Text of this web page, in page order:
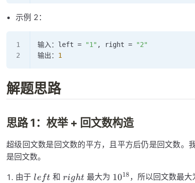
示例 2：
输入：left = "1" , right = "2"
输出： 1
解题思路
思路 1：枚举 + 回文数构造
超级回文数是回文数的平方，且平方后仍是回文数。
是回文数。
由于left
le ft 和 right
right 最大为 10^{18}
1018，所以回文数最大